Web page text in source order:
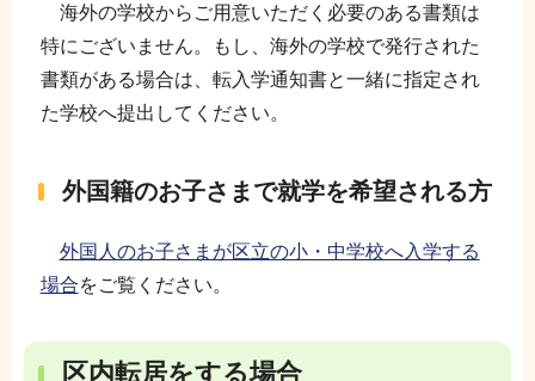
海外の学校からご用意いただく必要のある書類は
特にございません。もし、海外の学校で発行された
書類がある場合は、転入学通知書と一緒に指定され
た学校へ提出してください。
外国籍のお子さまで就学を希望される方
外国人のお子さまが区立の小・中学校へ入学する
場合をご覧ください。
区内転居をする場合